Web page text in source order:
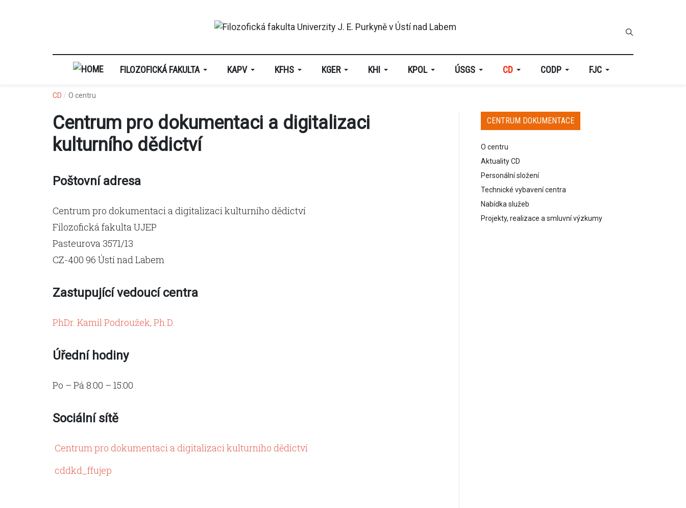
FILOZOFICKÁ FAKULTA KAPV KFHS KGER KHI KPOL ÚSGS CD CODP FJC
CD O centru
Centrum pro dokumentaci a digitalizaci
kulturního dědictví
Poštovní adresa
Centrum pro dokumentaci a digitalizaci kulturního dědictví
Filozofická fakulta UJEP
Pasteurova 3571/13
CZ-400 96 Ústí nad Labem
Zastupující vedoucí centra
PhDr. Kamil Podroužek, Ph.D.
Úřední hodiny
Po – Pá 8:00 – 15:00
Sociální sítě
Centrum pro dokumentaci a digitalizaci kulturního dědictví
cddkd_ffujep
CENTRUM DOKUMENTACE
O centru
Aktuality CD
Personální složení
Technické vybavení centra
Nabídka služeb
Projekty, realizace a smluvní výzkumy